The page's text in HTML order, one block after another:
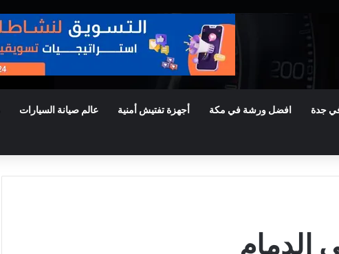
جدة افضل ورشة في مكة أجهزة تفتيش أمنية عالم صيانة السيارات
الدمام